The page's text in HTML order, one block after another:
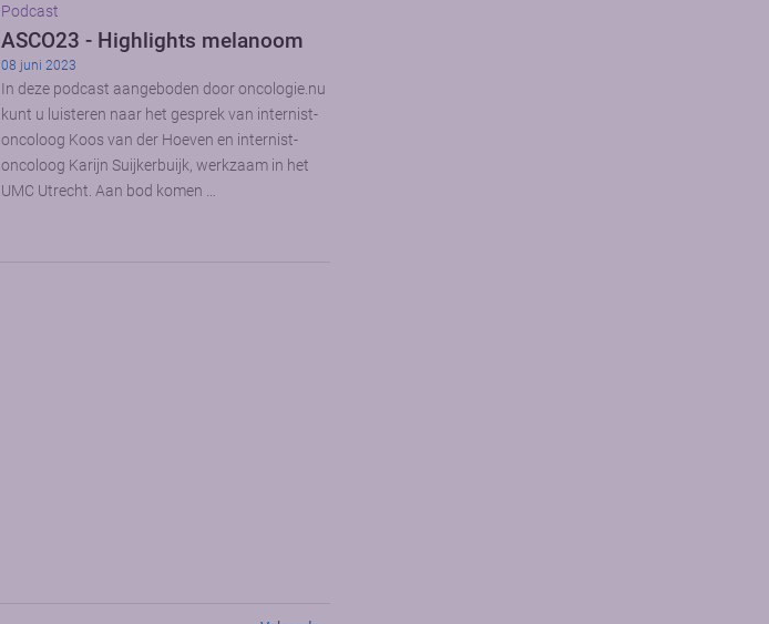
Podcast
ASCO23 - Highlights melanoom
08 juni 2023
In deze podcast aangeboden door oncologie.nu
kunt u luisteren naar het gesprek van internist-
oncoloog Koos van der Hoeven en internist-
oncoloog Karijn Suijkerbuijk, werkzaam in het
UMC Utrecht. Aan bod komen …